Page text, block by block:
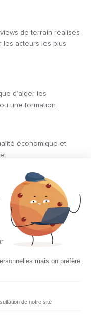
de terrain réalisés
les acteurs les plus
d’aider les
une formation.
économique et